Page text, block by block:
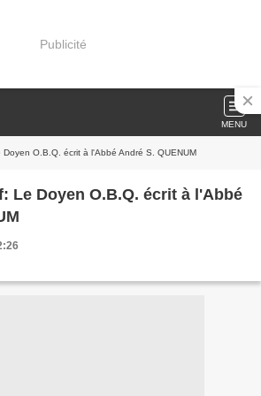
Publicité
MENU
Doyen O.B.Q. écrit à l'Abbé André S. QUENUM
Le Doyen O.B.Q. écrit à l'Abbé